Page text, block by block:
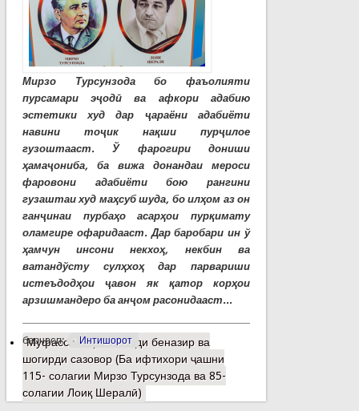
Мирзо Турсунзода бо фаъолияти
пурсамари эҷодӣ ва афкори адабию
эстетики худ дар ҷараёни адабиёти
навини тоҷик нақши пурҷилое
гузоштааст. Ў фарогири дониши
ҳамаҷониба, ба вижа донандаи мероси
фаровони адабиёти бою рангини
гузаштаи худ маҳсуб шуда, бо илҳом аз он
ганҷинаи пурбаҳо асарҳои пурқимату
оламгире офаридааст. Дар баробари ин ў
ҳамчун инсони некхоҳ, некбин ва
ватандўсту сулҳхоҳ дар парвариши
истеъдодҳои ҷавон як қатор корҳои
арзишмандеро ба анҷом расонидааст...
барчасп: Интишорот
Муфассалтаро Устоди беназир ва
шогирди сазовор (Ба ифтихори ҷашни
115- солагии Мирзо Турсунзода ва 85-
солагии Лоиқ Шералӣ)